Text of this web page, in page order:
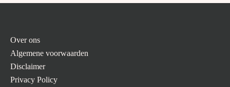
Over ons
Algemene voorwaarden
Disclaimer
Privacy Policy